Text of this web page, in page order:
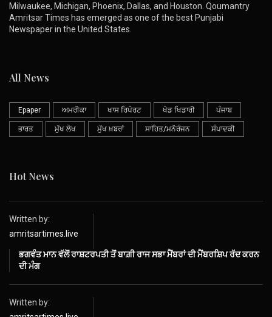
Milwaukee, Michigan, Phoenix, Dallas, and Houston. Qoumantry
Amritsar Times has emerged as one of the best Punjabi
Newspaper in the United States.
All News
Epaper ਅਮਰੀਕਾ ਖਾਸ ਰਿਪੋਰਟ ਖੇਡ ਖਿਡਾਰੀ ਪੰਜਾਬ
ਭਾਰਤ ਮੁੱਖ ਲੇਖ ਮੁੱਖ ਖ਼ਬਰਾਂ ਸਾਹਿਤ/ਮਨੋਰੰਜਨ ਸੰਪਾਦਕੀ
Hot News
Written by:
amritsartimes.live
ਭਗਵੰਤ ਮਾਨ ਵੱਲੋਂ ਰਾਸ਼ਟਰਪਤੀ ਤੋਂ ਬਾਗ਼ੀ ਰਾਜ ਸਭਾ ਮੈਂਬਰਾਂ ਦੀ ਮੈਂਬਰਸ਼ਿਪ ਰੱਦ ਕਰਨ
ਦੀ ਮੰਗ
Written by: